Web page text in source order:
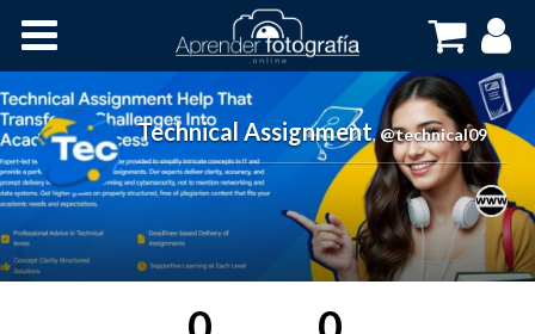
Cursos OnLine
Technical Assignment,@technical09